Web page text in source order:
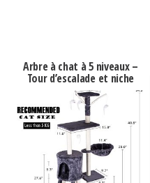
Arbre à chat à 5 niveaux –
Tour d’escalade et niche